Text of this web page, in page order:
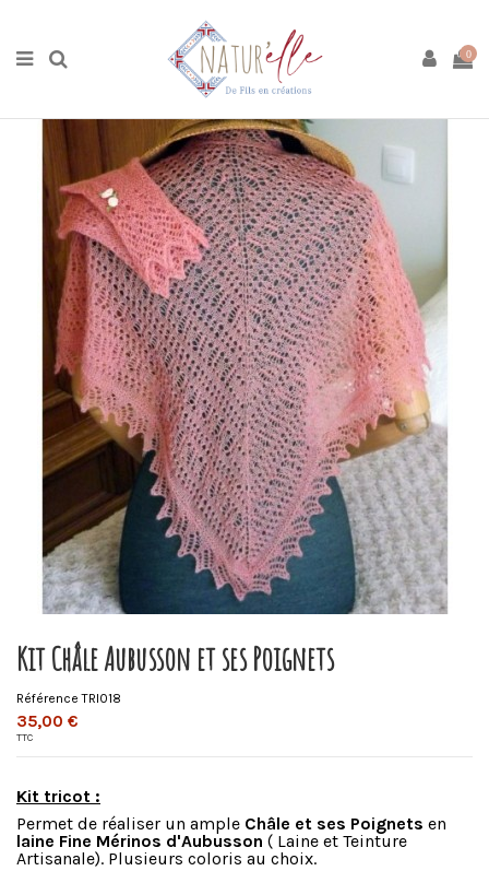
0
Tricot Laine Merinos
Kit Châle Aubusson et ses Poignets
Référence TRI018
35,00 €
TTC
Kit tricot :
Permet de réaliser un ample Châle et ses Poignets en
laine Fine Mérinos d'Aubusson ( Laine et Teinture
Artisanale). Plusieurs coloris au choix.